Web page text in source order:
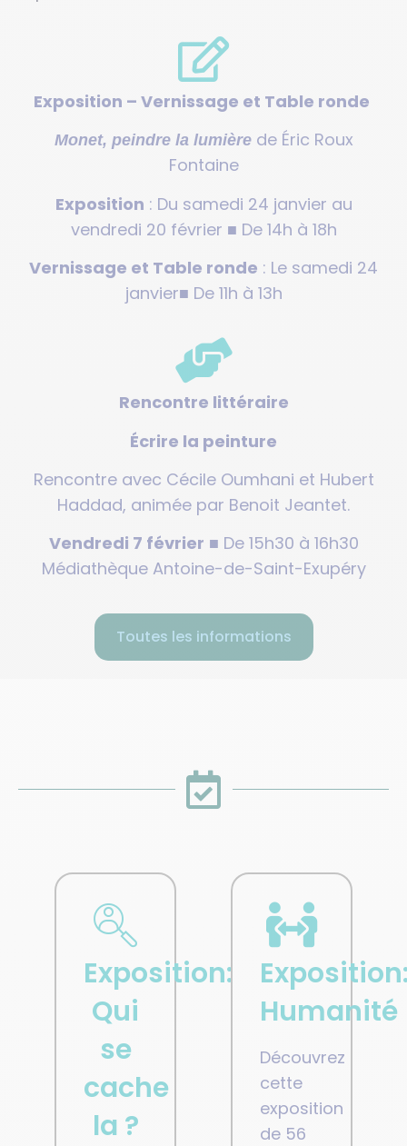
Exposition – Vernissage et Table ronde
Monet, peindre la lumière de Éric Roux
Fontaine
Exposition : Du samedi 24 janvier au
vendredi 20 février ■ De 14h à 18h
Vernissage et Table ronde : Le samedi 24
janvier■ De 11h à 13h
Rencontre littéraire
Écrire la peinture
Rencontre avec Cécile Oumhani et Hubert
Haddad, animée par Benoit Jeantet.
Vendredi 7 février ■ De 15h30 à 16h30
Médiathèque Antoine-de-Saint-Exupéry
Toutes les informations
Exposition:
Qui
se
cache
la ?
Humanité
Découvrez
cette
exposition
de 56